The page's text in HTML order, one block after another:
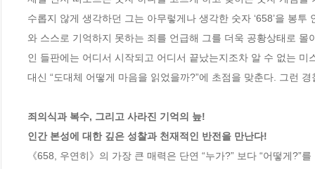
수롭지 않게 생각하던 그는 아무렇게나 생각한 숫자 ‘658’을 봉
와 스스로 기억하지 못하는 죄를 언급해 그를 더욱 공황상태로
인 들판에는 어디서 시작되고 어디서 끝났는지조차 알 수 없는
대신 “도대체 어떻게 마음을 읽었을까?”에 초점을 맞춘다. 그런
죄의식과 복수, 그리고 사라진 기억의 늪!
인간 본성에 대한 깊은 성찰과 천재적인 반전을 만난다!
《658, 우연히》의 가장 큰 매력은 단연 “누가?” 보다 “어떻게?”